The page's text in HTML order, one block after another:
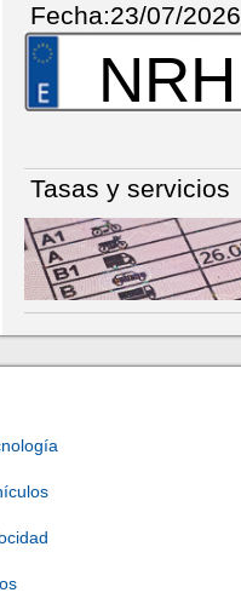
Fecha:23/07/2026
NRH
Tasas y servicios